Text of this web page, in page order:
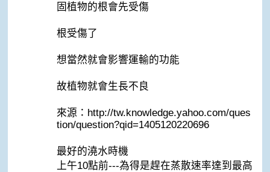
固植物的根會先受傷
根受傷了
想當然就會影響運輸的功能
故植物就會生長不良
來源：http://tw.knowledge.yahoo.com/ques
tion/question?qid=1405120220696
最好的澆水時機
上午10點前---為得是趕在蒸散速率達到最高